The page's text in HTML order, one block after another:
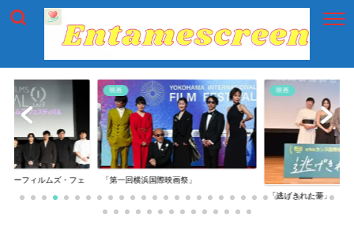
アーフィルムズ・フェ
映画
「第一回横浜国際映画祭」
映画
「逃げきれた夢」